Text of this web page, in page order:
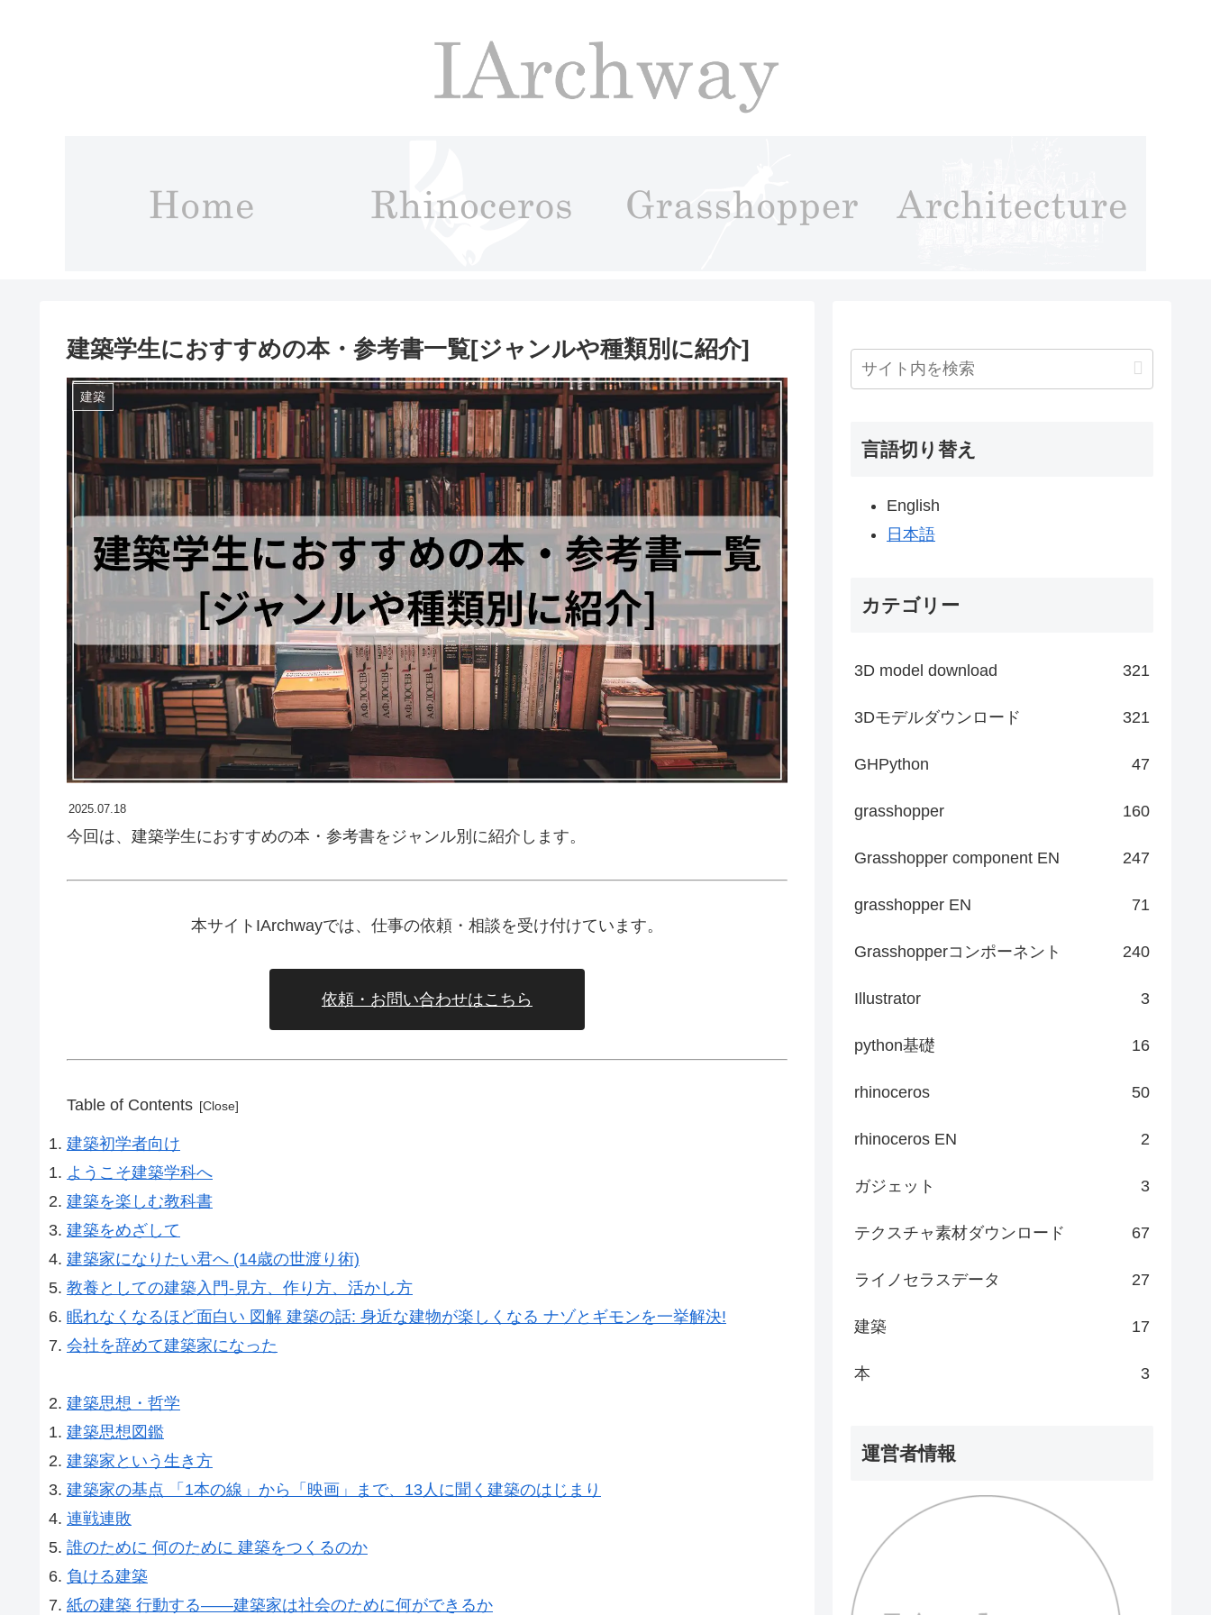
建築学生におすすめの本・参考書一覧[ジャンルや種類別に紹介]
建築
2025.07.18
今回は、建築学生におすすめの本・参考書をジャンル別に紹介します。
本サイトIArchwayでは、仕事の依頼・相談を受け付けています。
依頼・お問い合わせはこちら
Table of Contents
建築初学者向け
ようこそ建築学科へ
建築を楽しむ教科書
建築をめざして
建築家になりたい君へ (14歳の世渡り術)
教養としての建築入門-見方、作り方、活かし方
眠れなくなるほど面白い 図解 建築の話: 身近な建物が楽しくなる ナゾとギモンを一挙解決!
会社を辞めて建築家になった
建築思想・哲学
建築思想図鑑
建築家という生き方
建築家の基点 「1本の線」から「映画」まで、13人に聞く建築のはじまり
連戦連敗
誰のために 何のために 建築をつくるのか
負ける建築
紙の建築 行動する――建築家は社会のために何ができるか
言語切り替え
English
日本語
カテゴリー
3D model download 321
3Dモデルダウンロード 321
GHPython 47
grasshopper 160
Grasshopper component EN 247
grasshopper EN 71
Grasshopperコンポーネント 240
Illustrator 3
python基礎 16
rhinoceros 50
rhinoceros EN 2
ガジェット 3
テクスチャ素材ダウンロード 67
ライノセラスデータ 27
建築 17
本 3
運営者情報